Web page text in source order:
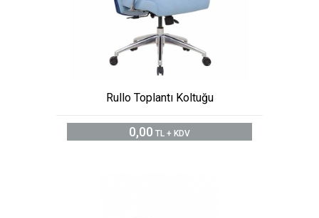
Rullo Toplantı Koltuğu
0,00 TL + KDV